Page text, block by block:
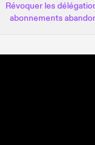
Révoquer les
abonnements